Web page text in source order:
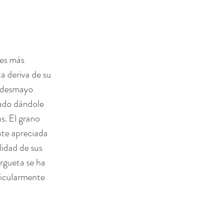
más
deriva de su
dándole
El grano
apreciada
de sus
se ha